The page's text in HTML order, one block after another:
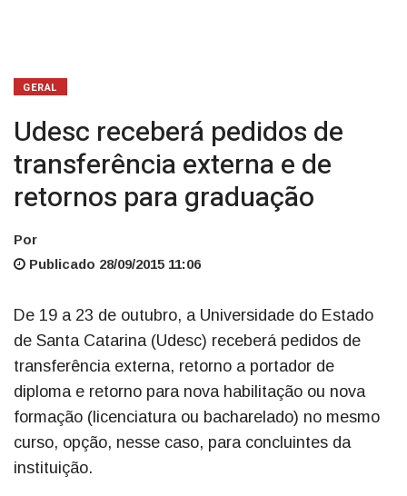
GERAL
Udesc receberá pedidos de
transferência externa e de
retornos para graduação
Por
Publicado 28/09/2015 11:06
De 19 a 23 de outubro, a Universidade do Estado
de Santa Catarina (Udesc) receberá pedidos de
transferência externa, retorno a portador de
diploma e retorno para nova habilitação ou nova
formação (licenciatura ou bacharelado) no mesmo
curso, opção, nesse caso, para concluintes da
instituição.